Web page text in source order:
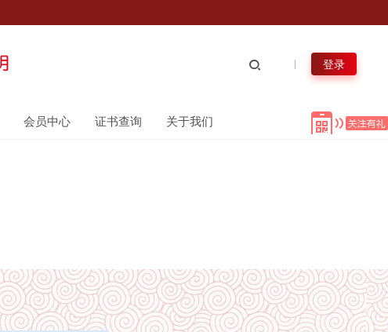
登录
会员中心 证书查询 关于我们